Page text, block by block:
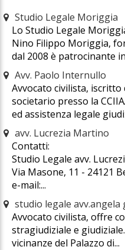
Studio Legale Moriggia
Lo Studio Legale
Nino Filippo Moriggia,
dal 2008 è patrocinante
Avv. Paolo Internullo
Avvocato civilista, iscritto
societario presso la
ed assistenza legale
avv. Lucrezia Martino
Contatti:
Studio Legale avv.
Via Masone, 11 - 24121
e-mail:...
studio legale avv.angela
Avvocato civilista, offre
stragiudiziale e
vicinanze del Palazzo di...